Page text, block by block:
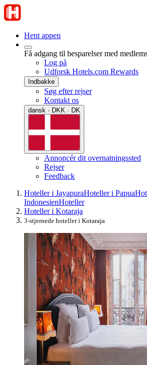
Hent appen
Få adgang til besparelser med
Log på
Udforsk Hotels.com Rewards
Indbakke
Søg efter rejser
Kontakt os
dansk · DKK · DK
Annoncér dit overnatningssted
Rejser
Feedback
Hoteller i JayapuraHoteller i Papua
IndonesienHoteller
Hoteller i Kotaraja
3-stjernede hoteller i Kotaraja